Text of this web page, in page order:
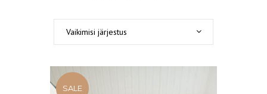
Vaikimisi järjestus
SALE